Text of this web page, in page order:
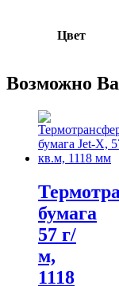
Цвет
Возможно
бумага
57 г/
м,
1118